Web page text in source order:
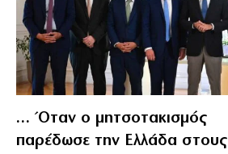
… Όταν ο μητσοτακισμός
παρέδωσε την Ελλάδα στους